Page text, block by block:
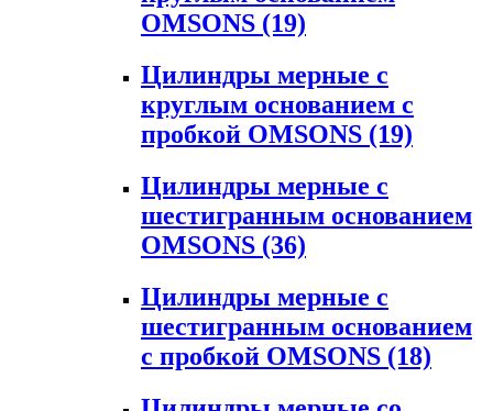
OMSONS (19)
Цилиндры мерные с
круглым основанием с
пробкой OMSONS (19)
Цилиндры мерные с
шестигранным основанием
OMSONS (36)
Цилиндры мерные с
шестигранным основанием
с пробкой OMSONS (18)